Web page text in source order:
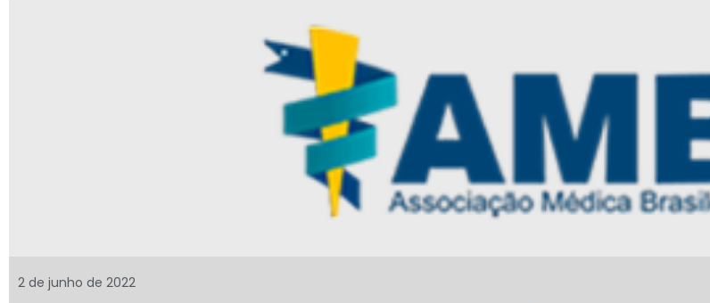
2 de junho de 2022